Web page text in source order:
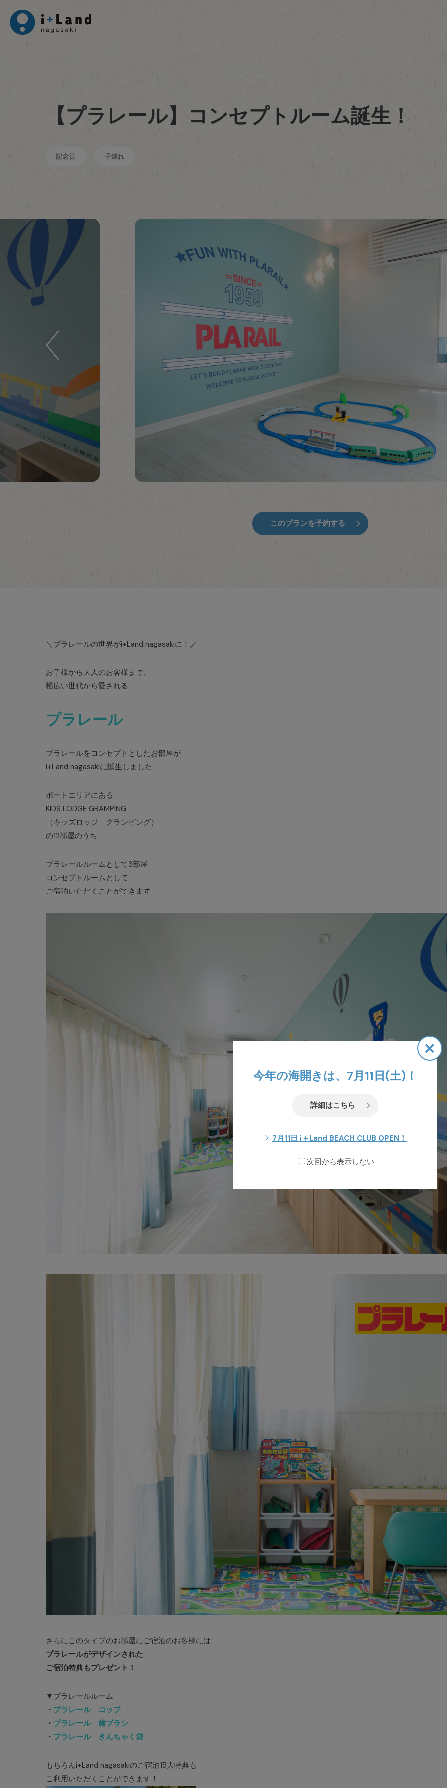
【プラレール】コンセプトルーム誕生！
記念日 子連れ
このプランを予約する
＼プラレールの世界がi+Land nagasakiに！／
お子様から大人のお客様まで、
幅広い世代から愛される
プラレール
プラレールをコンセプトとしたお部屋が
i+Land nagasakiに誕生しました
ポートエリアにある
KIDS LODGE GRAMPING
（キッズロッジ グランピング）
の12部屋のうち
プラレールルームとして3部屋
コンセプトルームとして
ご宿泊いただくことができます
さらにこのタイプのお部屋にご宿泊のお客様には
プラレールがデザインされた
ご宿泊特典もプレゼント！
▼プラレールルーム
・ プラレール コップ
・ プラレール 歯ブラシ
・ プラレール きんちゃく袋
もちろんi+Land nagasakiのご宿泊15大特典も
ご利用いただくことができます！
今年の海開きは、7月11日(土)！
詳細はこちら
7月11日 i＋Land BEACH CLUB OPEN！
次回から表示しない
×